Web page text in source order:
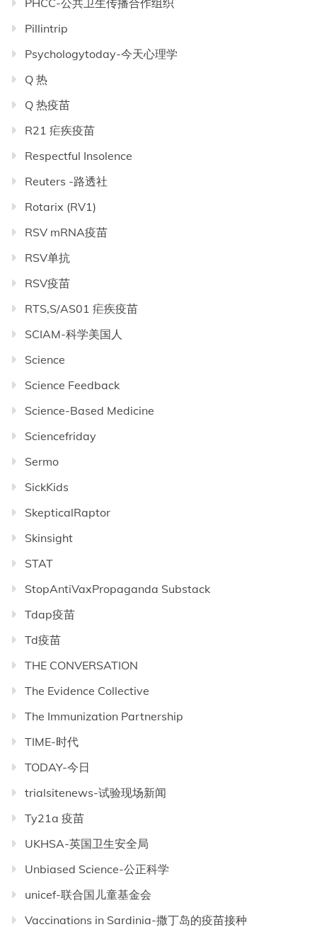
PHCC-公共卫生传播合作组织
Pillintrip
Psychologytoday-今天心理学
Q 热
Q 热疫苗
R21 疟疾疫苗
Respectful Insolence
Reuters -路透社
Rotarix (RV1)
RSV mRNA疫苗
RSV单抗
RSV疫苗
RTS,S/AS01 疟疾疫苗
SCIAM-科学美国人
Science
Science Feedback
Science-Based Medicine
Sciencefriday
Sermo
SickKids
SkepticalRaptor
Skinsight
STAT
StopAntiVaxPropaganda Substack
Tdap疫苗
Td疫苗
THE CONVERSATION
The Evidence Collective
The Immunization Partnership
TIME-时代
TODAY-今日
trialsitenews-试验现场新闻
Ty21a 疫苗
UKHSA-英国卫生安全局
Unbiased Science-公正科学
unicef-联合国儿童基金会
Vaccinations in Sardinia-撒丁岛的疫苗接种